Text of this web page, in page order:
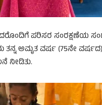
ಪರಿಸರ ಸಂರಕ್ಷಣೆಯ
ತನ್ನ ಅಮೃತ ವರ್ಷ (75ನೇ
ನೀಡಿತು.